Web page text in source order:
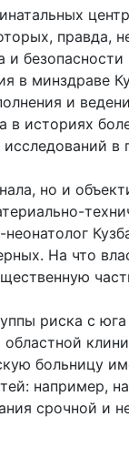
правда,
и
в минздраве
и
в историях
исследований в
но и
На что
риска с юга
больницу
например,
срочной и